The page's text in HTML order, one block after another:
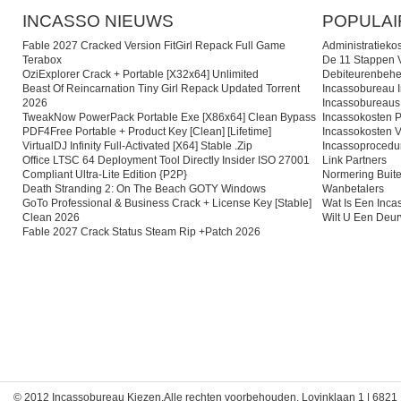
INCASSO NIEUWS
Fable 2027 Cracked Version FitGirl Repack Full Game
Terabox
OziExplorer Crack + Portable [x32x64] Unlimited
Beast Of Reincarnation Tiny Girl Repack Updated Torrent
2026
TweakNow PowerPack Portable Exe [x86x64] Clean Bypass
PDF4Free Portable + Product Key [Clean] [Lifetime]
VirtualDJ Infinity Full-Activated [x64] Stable .zip
Office LTSC 64 Deployment Tool Directly Insider ISO 27001
Compliant Ultra-Lite Edition {P2P}
Death Stranding 2: On The Beach GOTY Windows
GoTo Professional & Business Crack + License Key [Stable]
Clean 2026
Fable 2027 Crack Status Steam Rip +Patch 2026
De 11 Stappen
Incassobureau
Incassobureaus
Incassokosten
Incassokosten
Link Partners
Normering
Wanbetalers
Wat Is Een
Wilt U Een
© 2012 Incassobureau Kiezen.Alle rechten voorbehouden. Lovinklaan 1 | 6821